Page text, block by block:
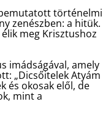
történelmi
zenészben: a hitük.
meg Krisztushoz
imádságával, amely
„Dicsőitelek Atyám
és okosak elől, de
mint a